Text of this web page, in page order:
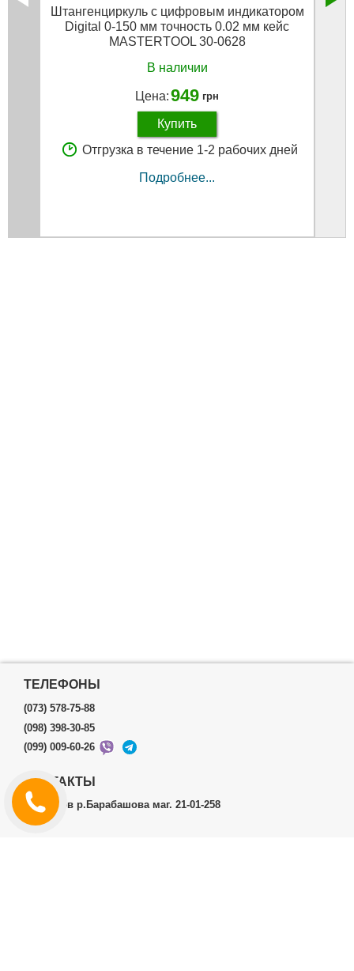
Штангенциркуль с цифровым индикатором
Digital 0-150 мм точность 0.02 мм кейс
MASTERTOOL 30-0628
В наличии
Цена:949 грн
Купить
Отгрузка в течение 1-2 рабочих дней
Подробнее...
ТЕЛЕФОНЫ
(073) 578-75-88
(098) 398-30-85
(099) 009-60-26
КОНТАКТЫ
г.Харьков р.Барабашова маг. 21-01-258